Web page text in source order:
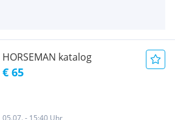
HORSEMAN katalog
€ 65
05.07. - 15:40 Uhr